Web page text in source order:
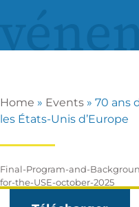
Home » Events » 70 ans
les États-Unis d’Europe
Final-Program-and-
for-the-USE-october-2025